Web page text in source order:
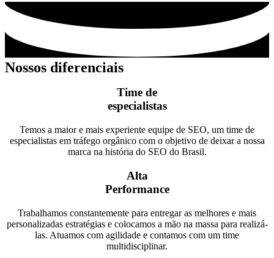
Nossos diferenciais
Time de
especialistas
Temos a maior e mais experiente equipe de SEO, um time de
especialistas em tráfego orgânico com o objetivo de deixar a nossa
marca na história do SEO do Brasil.
Alta
Performance
Trabalhamos constantemente para entregar as melhores e mais
personalizadas estratégias e colocamos a mão na massa para realizá-
las. Atuamos com agilidade e contamos com um time
multidisciplinar.